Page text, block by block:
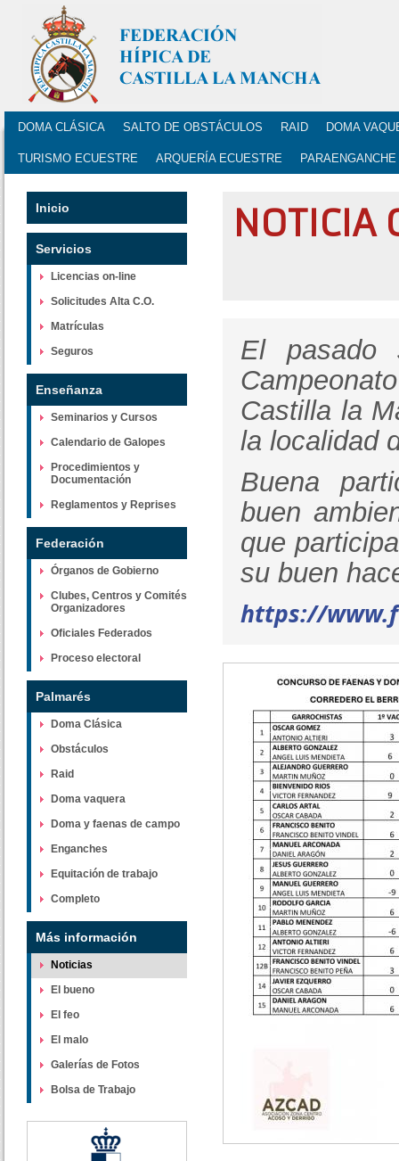
DOMA CLÁSICA SALTO DE OBSTÁCULOS RAID DOMA
TURISMO ECUESTRE ARQUERÍA ECUESTRE PARAENGANCHE
Inicio
Servicios
Licencias on-line
Solicitudes Alta C.O.
Matrículas
Seguros
Enseñanza
Seminarios y Cursos
Calendario de Galopes
Procedimientos y
Documentación
Reglamentos y Reprises
Federación
Órganos de Gobierno
Clubes, Centros y Comités
Organizadores
Oficiales Federados
Proceso electoral
Palmarés
Doma Clásica
Obstáculos
Raid
Doma vaquera
Doma y faenas de campo
Enganches
Equitación de trabajo
Completo
Más información
Noticias
El bueno
El feo
El malo
Galerías de Fotos
Bolsa de Trabajo
NOTICIA
El pasado
Castilla la
la localidad
Buena
buen
que
su buen
https://